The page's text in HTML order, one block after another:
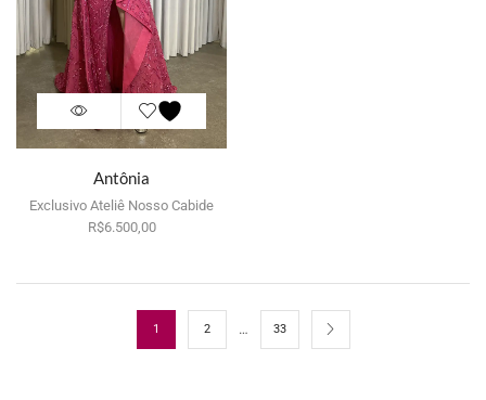
Antônia
Exclusivo Ateliê Nosso Cabide
R$6.500,00
Por aluguel
1 2 … 33